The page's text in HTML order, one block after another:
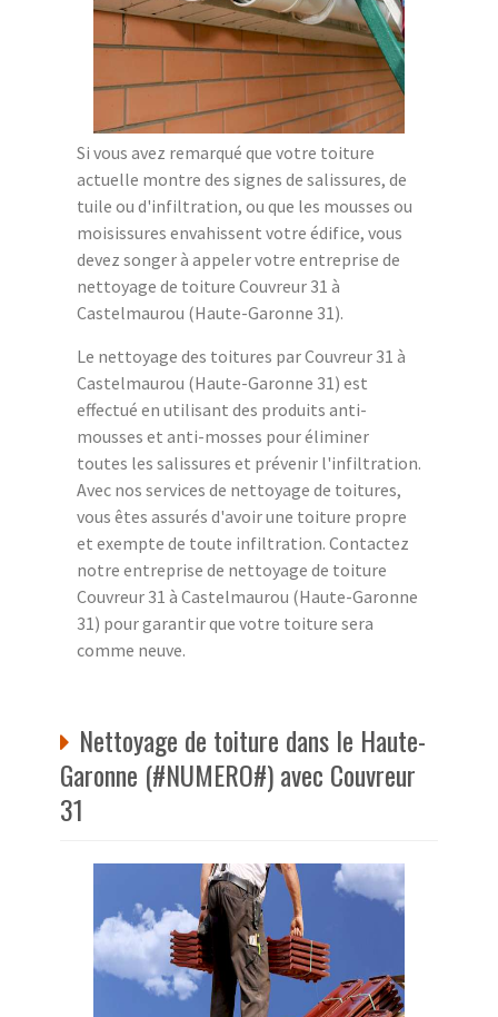
Si vous avez remarqué que votre toiture
actuelle montre des signes de salissures, de
tuile ou d'infiltration, ou que les mousses ou
moisissures envahissent votre édifice, vous
devez songer à appeler votre entreprise de
nettoyage de toiture Couvreur 31 à
Castelmaurou (Haute-Garonne 31).
Le nettoyage des toitures par Couvreur 31 à
Castelmaurou (Haute-Garonne 31) est
effectué en utilisant des produits anti-
mousses et anti-mosses pour éliminer
toutes les salissures et prévenir l'infiltration.
Avec nos services de nettoyage de toitures,
vous êtes assurés d'avoir une toiture propre
et exempte de toute infiltration. Contactez
notre entreprise de nettoyage de toiture
Couvreur 31 à Castelmaurou (Haute-Garonne
31) pour garantir que votre toiture sera
comme neuve.
Nettoyage de toiture dans le Haute-
Garonne (#NUMERO#) avec Couvreur
31